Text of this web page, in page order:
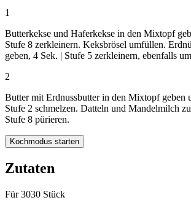
1
Butterkekse und Haferkekse in den Mixtopf
Stufe 8 zerkleinern. Keksbrösel umfüllen.
geben, 4 Sek. | Stufe 5 zerkleinern, ebenfalls
2
Butter mit Erdnussbutter in den Mixtopf geben
Stufe 2 schmelzen. Datteln und Mandelmilch
Stufe 8 pürieren.
Kochmodus starten
Zutaten
Für3030 Stück